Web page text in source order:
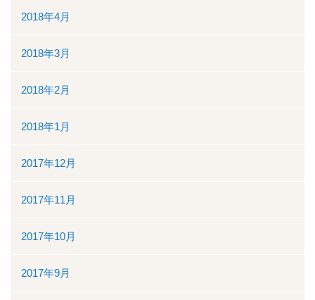
2018年4月
2018年3月
2018年2月
2018年1月
2017年12月
2017年11月
2017年10月
2017年9月